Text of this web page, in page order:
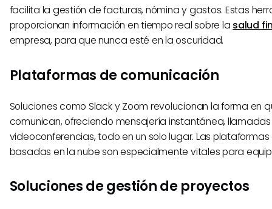
facilita la gestión de facturas, nómina y gastos. Estas
proporcionan información en tiempo real sobre la salud
empresa, para que nunca esté en la oscuridad.
Plataformas de comunicación
Soluciones como Slack y Zoom revolucionan la forma en
comunican, ofreciendo mensajería instantánea,
videoconferencias, todo en un solo lugar. Las
basadas en la nube son especialmente vitales para
Soluciones de gestión de proyectos